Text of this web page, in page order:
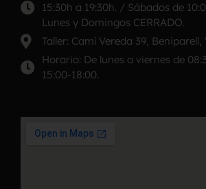
15:30h a 19:30h. / Sábados de
Lunes y Domingos CERRADO.
Taller: Camí Vereda 39, Beniparell,
Horario: De lunes a viernes de
15:00-18:00.